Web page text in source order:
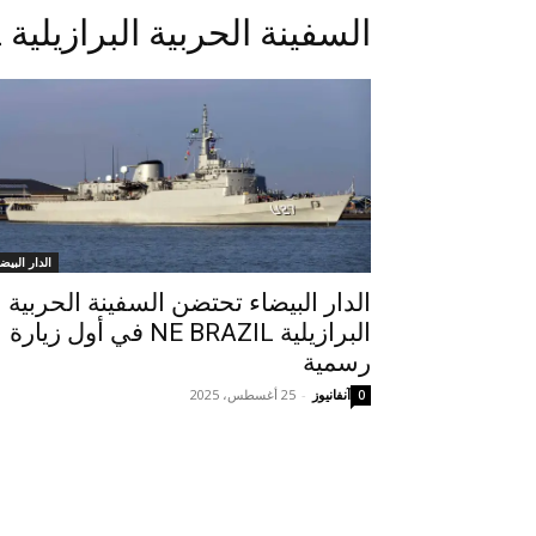
السفينة الحربية البرازيلية NE BRAZIL
الدار
الدار البيضاء تحتضن السفينة الحربية
البرازيلية NE BRAZIL في أول زيارة
رسمية
آنفانيوز - 25 أغسطس، 2025 0